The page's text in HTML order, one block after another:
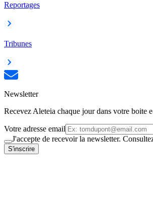
Reportages
Tribunes
Newsletter
Recevez Aleteia chaque jour dans votre boite
Votre adresse email
J'accepte de recevoir la newsletter.
S'inscrire